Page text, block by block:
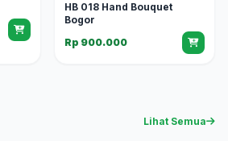
HB 018 Hand Bouquet
Bogor
Rp 900.000
Lihat Semua